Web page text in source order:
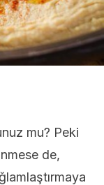
mu? Peki
de,